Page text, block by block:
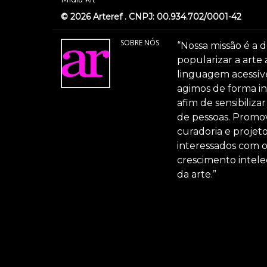
© 2026 Arteref . CNPJ: 00.934.702/0001-42
SOBRE NÓS
“Nossa missão é
popularizar a arte
linguagem
agimos de forma
afim de
de pessoas.
curadoria e
interessados com
crescimento
da arte.”